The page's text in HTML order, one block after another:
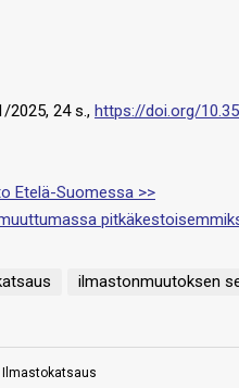
2025, 24 s., https://doi.org/
Etelä-Suomessa >>
ilmastonmuutoksen
Ilmastokatsaus